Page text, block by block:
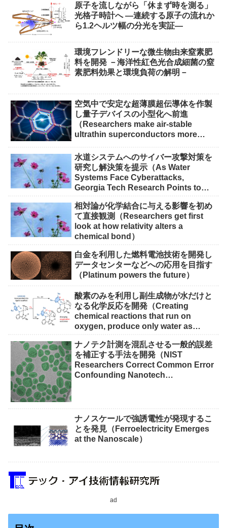
原子を流しながら「休まず時を測る」
光格子時計へ ―連続する原子の流れか
ら1.2ヘルツ幅の分光を実証―
環境フレンドリーな微生物由来窒素肥
料を開発 －海洋性紅色光合成細菌の窒
素肥料効果と環境負荷の解明－
空気中で安定な超薄膜超伝導体を作製
し量子デバイスの小型化へ前進
（Researchers make air-stable
ultrathin superconductors more
水道システムへのサイバー攻撃対策を
研究し解決策を提示（As Water
Systems Face Cyberattacks,
Georgia Tech Research Points to
相対論が化学結合に与える影響を初め
て直接観測（Researchers get first
look at how relativity alters a
chemical bond）
白金を利用した燃料電池技術を開発し
データセンターなどへの応用を目指す
（Platinum powers the future）
酸素のみを利用し副生成物が水だけと
なる化学反応を開発（Creating
chemical reactions that run on
oxygen, produce only water as
ナノテク計測を混乱させる一般的誤差
を補正する手法を開発（NIST
Researchers Correct Common Error
Confounding Nanotech
ナノスケールで強誘電性が発現するこ
とを発見（Ferroelectricity Emerges
at the Nanoscale）
ad